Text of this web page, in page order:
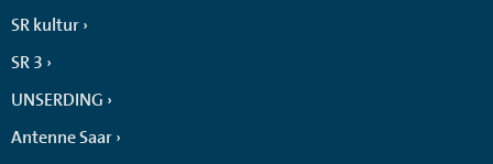
SR kultur
SR 3
UNSERDING
Antenne Saar